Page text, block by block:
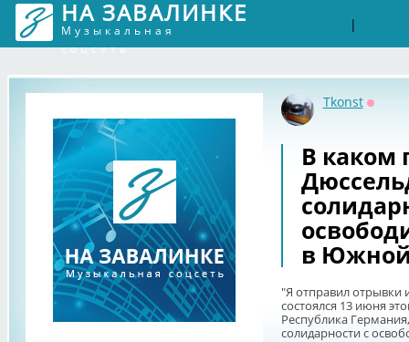
НА ЗАВАЛИНКЕ
Музыкальная
соцсеть
|
Tkonst
В каком
в
"Я отправил отрывки
состоялся 13 июня
Республика
солидарности с